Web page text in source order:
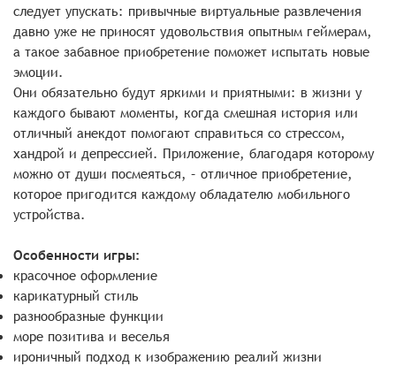
следует упускать: привычные виртуальные развлечения
давно уже не приносят удовольствия опытным геймерам,
а такое забавное приобретение поможет испытать новые
эмоции.
Они обязательно будут яркими и приятными: в жизни у
каждого бывают моменты, когда смешная история или
отличный анекдот помогают справиться со стрессом,
хандрой и депрессией. Приложение, благодаря которому
можно от души посмеяться, – отличное приобретение,
которое пригодится каждому обладателю мобильного
устройства.
Особенности игры:
красочное оформление
карикатурный стиль
разнообразные функции
море позитива и веселья
ироничный подход к изображению реалий жизни